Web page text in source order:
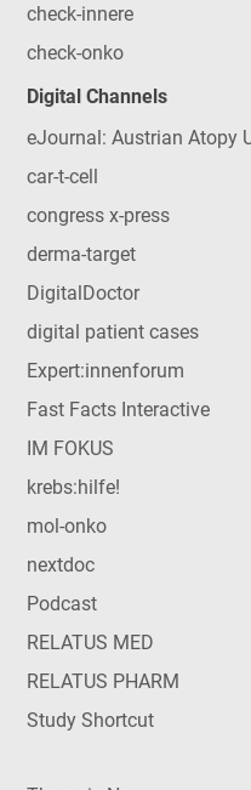
check-innere
check-onko
Digital Channels
eJournal: Austrian Atopy
car-t-cell
congress x-press
derma-target
DigitalDoctor
digital patient cases
Expert:innenforum
Fast Facts Interactive
IM FOKUS
krebs:hilfe!
mol-onko
nextdoc
Podcast
RELATUS MED
RELATUS PHARM
Study Shortcut